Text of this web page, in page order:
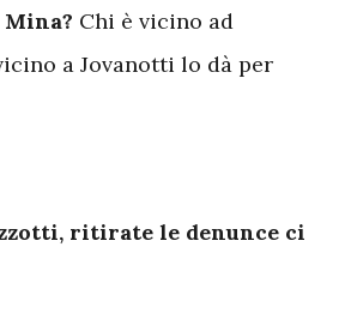
Mina? Chi è vicino ad
a Jovanotti lo dà per
ritirate le denunce ci